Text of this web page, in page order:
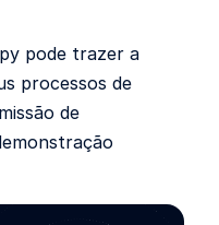
pode trazer a
processos de
de